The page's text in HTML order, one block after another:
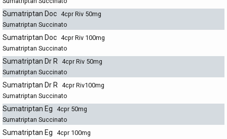
Sumatriptan Doc 4cpr Riv 50mg
Sumatriptan Succinato
Sumatriptan Doc 4cpr Riv 100mg
Sumatriptan Succinato
Sumatriptan Dr R 4cpr Riv 50mg
Sumatriptan Succinato
Sumatriptan Dr R 4cpr Riv100mg
Sumatriptan Succinato
Sumatriptan Eg 4cpr 50mg
Sumatriptan Succinato
Sumatriptan Eg 4cpr 100mg